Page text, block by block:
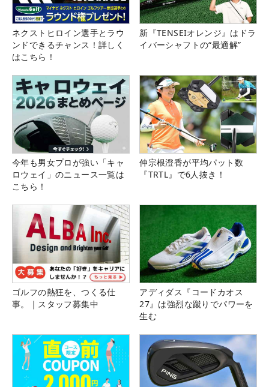
ネクストヒロイン選手とラウ
ンドできるチャンス！詳しく
はこちら！
新『TENSEIオレンジ』はドラ
イバーシャフトの“最適解”
今年も男女プロが強い「キャ
ロウェイ」のニュース一覧は
こちら！
仲宗根澄香が平均パット数
『TRTL』で6人抜き！
ゴルフの熱狂を、つくる仕
事。｜スタッフ募集中
アディダス『コードカオス
27』は強烈な蹴りでパワーを
生む